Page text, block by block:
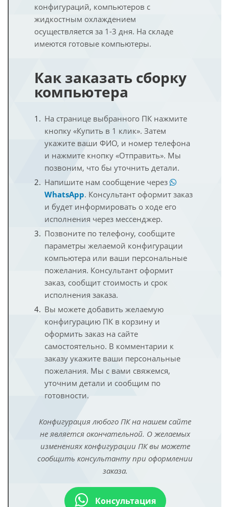
конфигураций, компьютеров с
жидкостным охлаждением
осуществляется за 1-3 дня. На складе
имеются готовые компьютеры.
Как заказать сборку
компьютера
На странице выбранного ПК нажмите
кнопку «Купить в 1 клик». Затем
укажите ваши ФИО, и номер телефона
и нажмите кнопку «Отправить». Мы
позвоним, что бы уточнить детали.
Напишите нам сообщение через
WhatsApp. Консультант оформит заказ
и будет информировать о ходе его
исполнения через мессенджер.
Позвоните по телефону, сообщите
параметры желаемой конфигурации
компьютера или ваши персональные
пожелания. Консультант оформит
заказ, сообщит стоимость и срок
исполнения заказа.
Вы можете добавить желаемую
конфигурацию ПК в корзину и
оформить заказ на сайте
самостоятельно. В комментарии к
заказу укажите ваши персональные
пожелания. Мы с вами свяжемся,
уточним детали и сообщим по
готовности.
Конфигурация любого ПК на нашем сайте
не является окончательной. О желаемых
изменениях конфигурации ПК вы можете
сообщить консультанту при оформлении
заказа.
Консультация